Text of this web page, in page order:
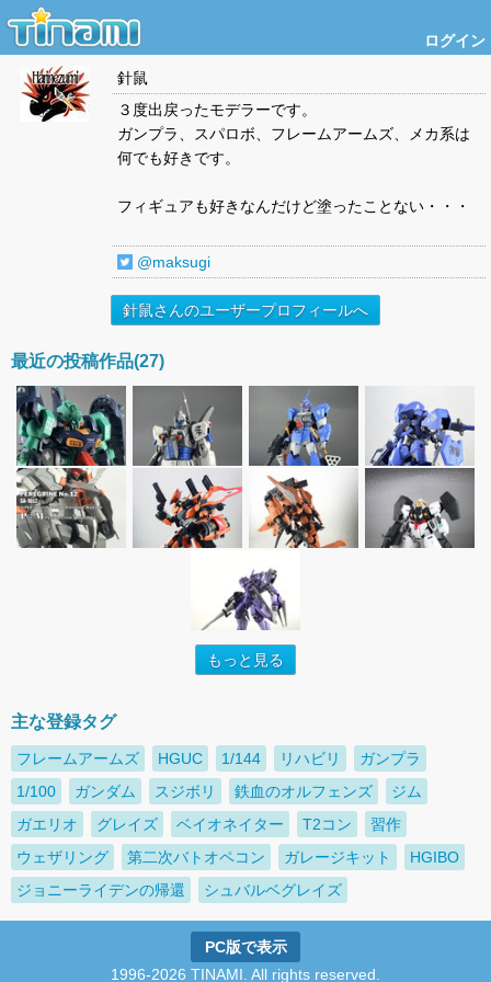
ログイン
針鼠
３度出戻ったモデラーです。
ガンプラ、スパロボ、フレームアームズ、メカ系は
何でも好きです。
フィギュアも好きなんだけど塗ったことない・・・
@maksugi
針鼠さんのユーザープロフィールへ
最近の投稿作品(27)
もっと見る
主な登録タグ
フレームアームズ HGUC 1/144 リハビリ
ガンプラ
1/100
ガンダム スジボリ 鉄血のオルフェンズ
ジム
ガエリオ
グレイズ ベイオネイター T2コン
習作
ウェザリング
第二次バトオペコン ガレージキット
HGIBO
ジョニーライデンの帰還
シュバルベグレイズ
PC版で表示
1996-2026 TINAMI. All rights reserved.